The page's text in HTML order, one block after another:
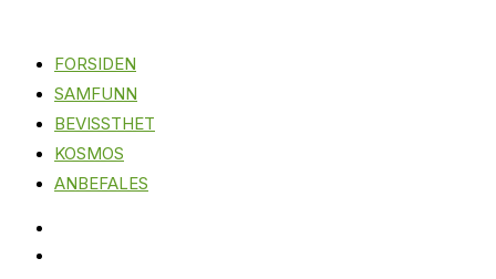
FORSIDEN
SAMFUNN
BEVISSTHET
KOSMOS
ANBEFALES